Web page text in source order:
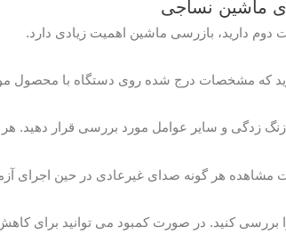
ماشین نساجی
دارید، بازرسی ماشین اهمیت زیادی دارد.